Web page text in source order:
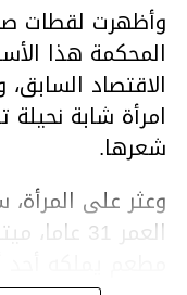
وأظهرت لقطات
المحكمة هذا
الاقتصاد
امرأة شابة
شعرها.
وعثر على المرأة،
العمر 31